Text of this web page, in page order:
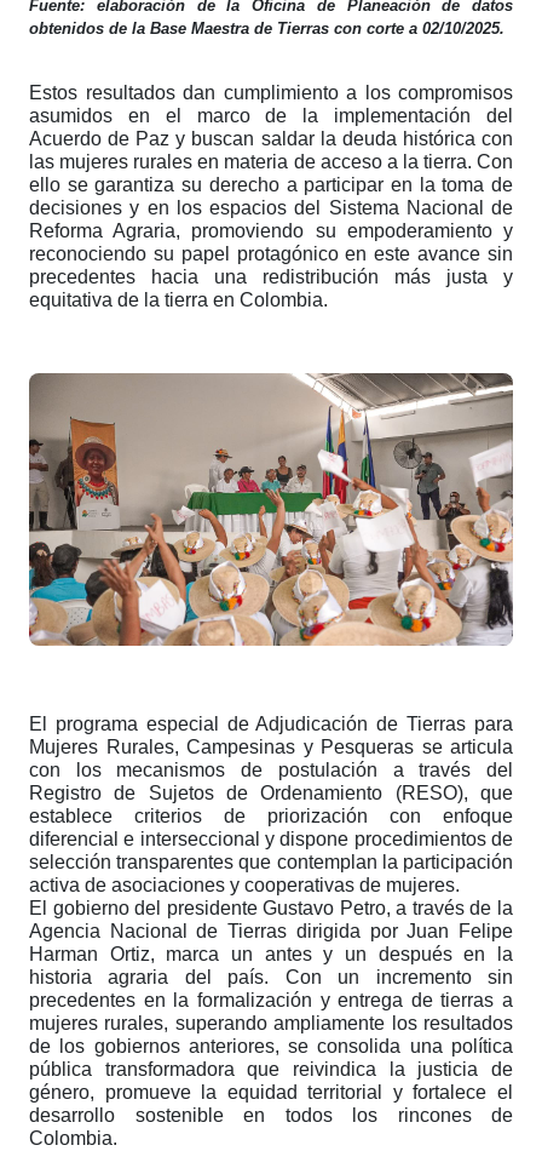
Fuente: elaboración de la Oficina de Planeación de datos
obtenidos de la Base Maestra de Tierras con corte a 02/10/2025.
Estos resultados dan cumplimiento a los compromisos
asumidos en el marco de la implementación del
Acuerdo de Paz y buscan saldar la deuda histórica con
las mujeres rurales en materia de acceso a la tierra. Con
ello se garantiza su derecho a participar en la toma de
decisiones y en los espacios del Sistema Nacional de
Reforma Agraria, promoviendo su empoderamiento y
reconociendo su papel protagónico en este avance sin
precedentes hacia una redistribución más justa y
equitativa de la tierra en Colombia.
El programa especial de Adjudicación de Tierras para
Mujeres Rurales, Campesinas y Pesqueras se articula
con los mecanismos de postulación a través del
Registro de Sujetos de Ordenamiento (RESO), que
establece criterios de priorización con enfoque
diferencial e interseccional y dispone procedimientos de
selección transparentes que contemplan la participación
activa de asociaciones y cooperativas de mujeres.
El gobierno del presidente Gustavo Petro, a través de la
Agencia Nacional de Tierras dirigida por Juan Felipe
Harman Ortiz, marca un antes y un después en la
historia agraria del país. Con un incremento sin
precedentes en la formalización y entrega de tierras a
mujeres rurales, superando ampliamente los resultados
de los gobiernos anteriores, se consolida una política
pública transformadora que reivindica la justicia de
género, promueve la equidad territorial y fortalece el
desarrollo sostenible en todos los rincones de
Colombia.